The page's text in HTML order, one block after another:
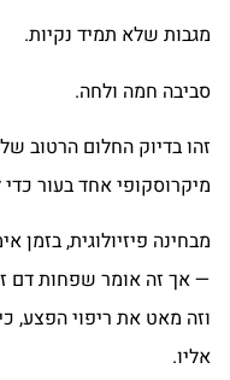
מגבות שלא תמיד נקיות.
סביבה חמה ולחה.
זהו בדיוק החלום הרטוב
מיקרוסקופי אחד בעור כדי
מבחינה פיזיולוגית, בזמן
— אך זה אומר שפחות דם
וזה מאט את ריפוי הפצע, כי
אליו.